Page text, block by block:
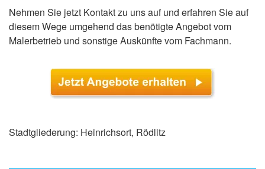
Nehmen Sie jetzt Kontakt zu uns auf und erfahren Sie auf
diesem Wege umgehend das benötigte Angebot vom
Malerbetrieb und sonstige Auskünfte vom Fachmann.
Stadtgliederung: Heinrichsort, Rödlitz